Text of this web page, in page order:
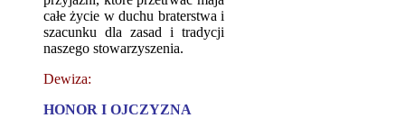
całe życie w duchu braterstwa i
szacunku dla zasad i tradycji
naszego stowarzyszenia.
Dewiza:
HONOR I OJCZYZNA